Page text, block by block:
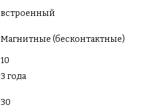
встроенный
Магнитные (бесконтактные)
10
3 года
30